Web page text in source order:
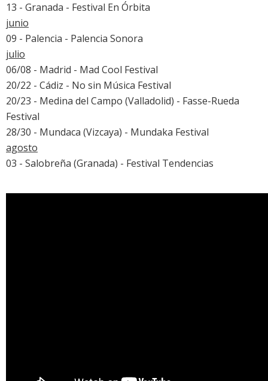
13 - Granada - Festival En Órbita
junio
09 - Palencia - Palencia Sonora
julio
06/08 - Madrid - Mad Cool Festival
20/22 - Cádiz - No sin Música Festival
20/23 - Medina del Campo (Valladolid) - Fasse-Rueda
Festival
28/30 - Mundaca (Vizcaya) - Mundaka Festival
agosto
03 - Salobreña (Granada) - Festival Tendencias